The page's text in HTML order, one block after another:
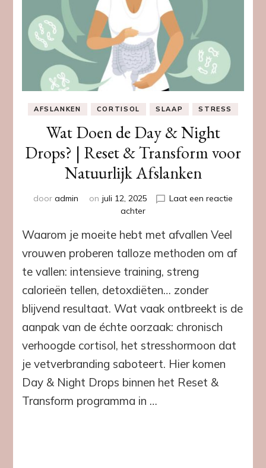
AFSLANKEN CORTISOL SLAAP STRESS
Wat Doen de Day & Night
Drops? | Reset & Transform voor
Natuurlijk Afslanken
door admin on juli 12, 2025
Laat een reactie
achterop
Doen
Day
&
Night
|
Reset
Transform
voor
Afslanken
Waarom je moeite hebt met afvallen Veel
vrouwen proberen talloze methoden om af
te vallen: intensieve training, streng
calorieën tellen, detoxdiëten… zonder
blijvend resultaat. Wat vaak ontbreekt is de
aanpak van de échte oorzaak: chronisch
verhoogde cortisol, het stresshormoon dat
je vetverbranding saboteert. Hier komen
Day & Night Drops binnen het Reset &
Transform programma in …